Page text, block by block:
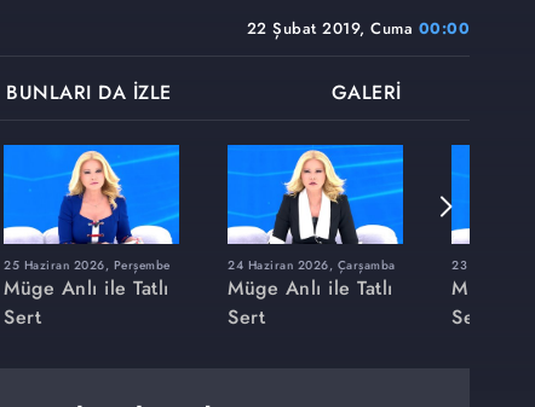
22 Şubat 2019, Cuma 00:00
BUNLARI DA İZLE GALERİ
25 Haziran 2026, Perşembe
Müge Anlı ile Tatlı
Sert
24 Haziran 2026, Çarşamba
Müge Anlı ile Tatlı
Sert
23 Haziran
Müge
Sert